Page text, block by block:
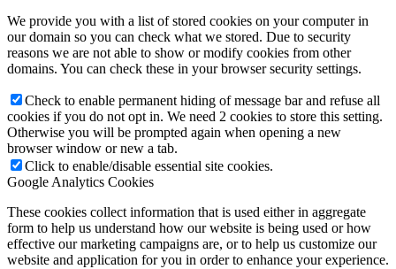
We provide you with a list of stored cookies on your computer in
our domain so you can check what we stored. Due to security
reasons we are not able to show or modify cookies from other
domains. You can check these in your browser security settings.
Check to enable permanent hiding of message bar and refuse all
cookies if you do not opt in. We need 2 cookies to store this setting.
Otherwise you will be prompted again when opening a new
browser window or new a tab.
Click to enable/disable essential site cookies.
Google Analytics Cookies
These cookies collect information that is used either in aggregate
form to help us understand how our website is being used or how
effective our marketing campaigns are, or to help us customize our
website and application for you in order to enhance your experience.